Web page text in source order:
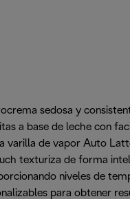
sedosa y
a base de leche con
varilla de vapor Auto
texturiza de forma
niveles de
para obtener